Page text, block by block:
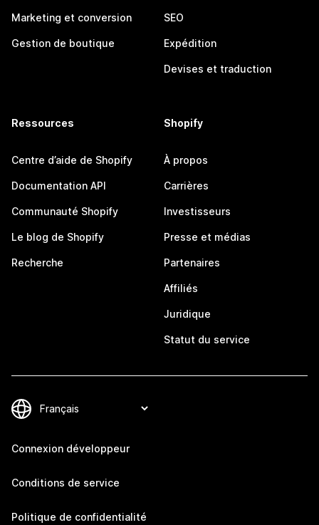
Marketing et conversion
Gestion de boutique
SEO
Expédition
Devises et traduction
Ressources
Centre d’aide de Shopify
Documentation API
Communauté Shopify
Le blog de Shopify
Recherche
Shopify
À propos
Carrières
Investisseurs
Presse et médias
Partenaires
Affiliés
Juridique
Statut du service
Connexion développeur
Conditions de service
Politique de confidentialité